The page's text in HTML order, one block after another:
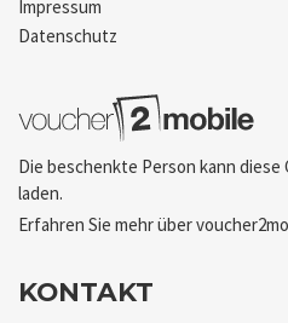
Impressum
Datenschutz
Die beschenkte Person kann
laden.
Erfahren Sie mehr über
KONTAKT